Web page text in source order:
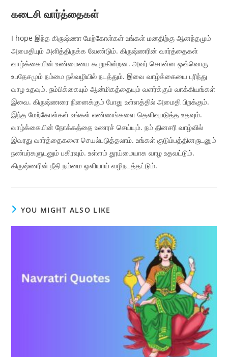
கடைசி வார்த்தைகள்
I hope இந்த கிருஷ்ணா மேற்கோள்கள் உங்கள் மனதிற்கு ஆனந்தமும்
அமைதியும் அளித்திருக்க வேண்டும். கிருஷ்ணரின் வார்த்தைகள்
வாழ்க்கையின் உண்மையை கூறுகின்றன. அவர் சொன்ன ஒவ்வொரு
உபதேசமும் நம்மை நல்வழியில் நடத்தும். இவை வாழ்க்கையை புரிந்து
வாழ உதவும். நம்பிக்கையும் ஆன்மிகத்தையும் வளர்க்கும் வாக்கியங்கள்
இவை. கிருஷ்ணரை நினைக்கும் போது உள்ளத்தில் அமைதி பிறக்கும்.
இந்த மேற்கோள்கள் உங்கள் எண்ணங்களை தெளிவுபடுத்த உதவும்.
வாழ்க்கையின் நோக்கத்தை உணரச் செய்யும். நம் தினசரி வாழ்வில்
இவரது வார்த்தைகளை செயல்படுத்தலாம். உங்கள் குடும்பத்தினருடனும்
நண்பர்களுடனும் பகிரவும். உள்ளம் தூய்மையாக வாழ உதவட்டும்.
கிருஷ்ணரின் நீதி நம்மை ஒளியாய் வழிநடத்தட்டும்.
YOU MIGHT ALSO LIKE